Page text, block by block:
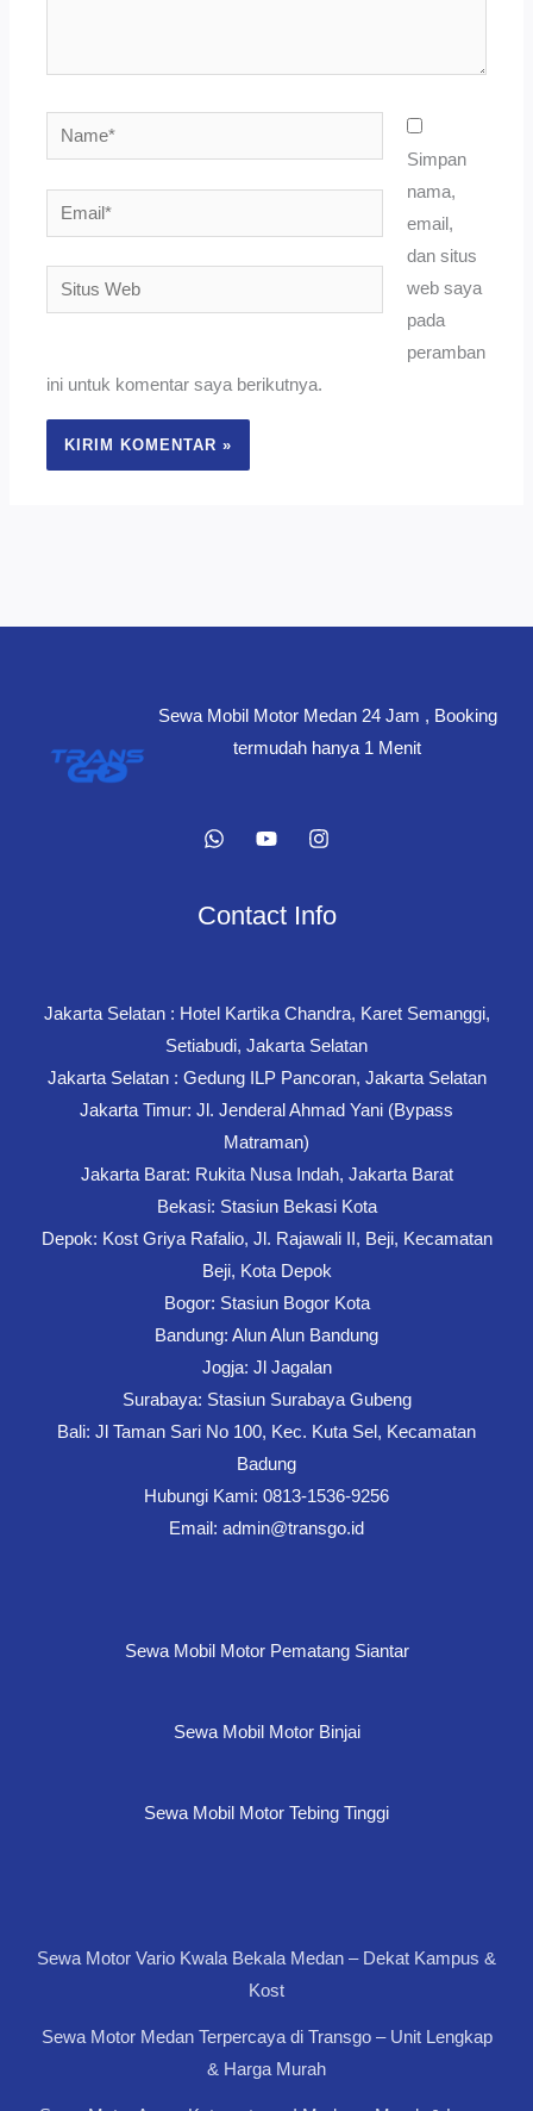
Name*
Email*
Situs
Web
Simpan
nama,
email,
dan situs
web saya
pada
peramban
ini untuk komentar saya berikutnya.
Sewa Mobil Motor Medan 24 Jam , Booking
termudah hanya 1 Menit
Contact Info
Jakarta Selatan : Hotel Kartika Chandra, Karet Semanggi,
Setiabudi, Jakarta Selatan
Jakarta Selatan : Gedung ILP Pancoran, Jakarta Selatan
Jakarta Timur: Jl. Jenderal Ahmad Yani (Bypass
Matraman)
Jakarta Barat: Rukita Nusa Indah, Jakarta Barat
Bekasi: Stasiun Bekasi Kota
Depok: Kost Griya Rafalio, Jl. Rajawali II, Beji, Kecamatan
Beji, Kota Depok
Bogor: Stasiun Bogor Kota
Bandung: Alun Alun Bandung
Jogja: Jl Jagalan
Surabaya: Stasiun Surabaya Gubeng
Bali: Jl Taman Sari No 100, Kec. Kuta Sel, Kecamatan
Badung
Hubungi Kami: 0813-1536-9256
Email: admin@transgo.id
Sewa Mobil Motor Pematang Siantar
Sewa Mobil Motor Binjai
Sewa Mobil Motor Tebing Tinggi
Sewa Motor Vario Kwala Bekala Medan – Dekat Kampus &
Kost
Sewa Motor Medan Terpercaya di Transgo – Unit Lengkap
& Harga Murah